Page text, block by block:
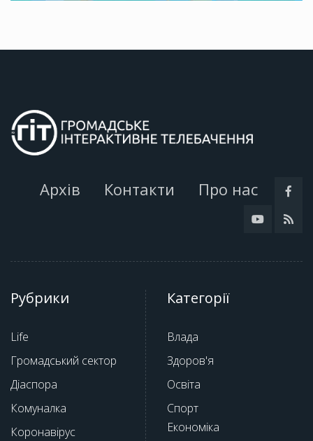
Архів Контакти Про нас
Рубрики
Life
Громадський сектор
Діаспора
Комуналка
Коронавірус
Категорії
Влада
Здоров'я
Освіта
Спорт
Економіка